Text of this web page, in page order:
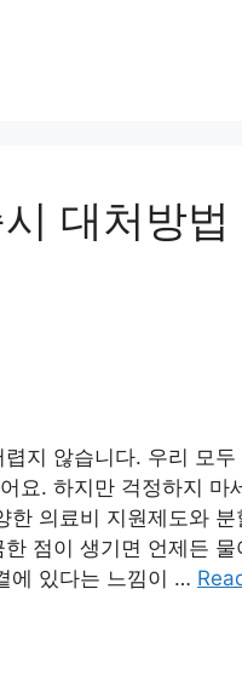
대처방
지 않습니다. 우리 모
요. 하지만 걱정하지
한 의료비 지원제도와
점이 생기면 언제든
에 있다는 느낌이 …